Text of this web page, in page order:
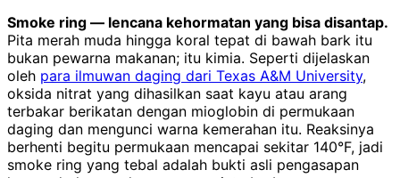
Smoke ring — lencana kehormatan yang bisa disantap.
Pita merah muda hingga koral tepat di bawah bark itu
bukan pewarna makanan; itu kimia. Seperti dijelaskan
oleh para ilmuwan daging dari Texas A&M University,
oksida nitrat yang dihasilkan saat kayu atau arang
terbakar berikatan dengan mioglobin di permukaan
daging dan mengunci warna kemerahan itu. Reaksinya
berhenti begitu permukaan mencapai sekitar 140°F, jadi
smoke ring yang tebal adalah bukti asli pengasapan